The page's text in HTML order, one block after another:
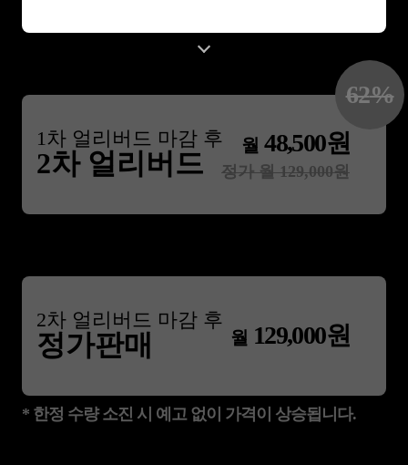
기강의를 하는 실패극복의 최
방법을 유튜브에 올림, 이
를 만들며 지식창업 하는
주는 무자본 창업 전문가.
연 내가 생각하는 대한민국 최고의 코미
디마술사 안주하지않고
을 손보임 10.김창옥 - 강연 감동을 주는
는 개념을 알려준 분.
1 차 얼리버드 마감 후
2차 얼리버드
월48,500원
정가 월129,000원
62%
2차 얼리버드 마감 후
정가판매 월 129,000원
* 한정 수량 소진 시 예고 없이 가격이 상승됩니다.